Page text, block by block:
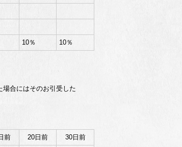
10％ 10％
合にはそのお引受した
前 20日前 30日前